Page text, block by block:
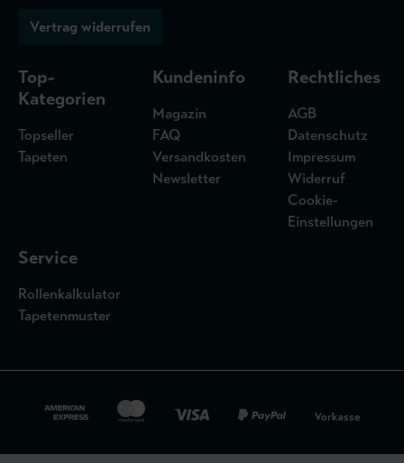
Vertrag widerrufen
Top-
Kategorien
Topseller
Tapeten
Kundeninfo
Magazin
FAQ
Versandkosten
Newsletter
Rechtliches
AGB
Datenschutz
Impressum
Widerruf
Cookie-
Einstellungen
Service
Rollenkalkulator
Tapetenmuster